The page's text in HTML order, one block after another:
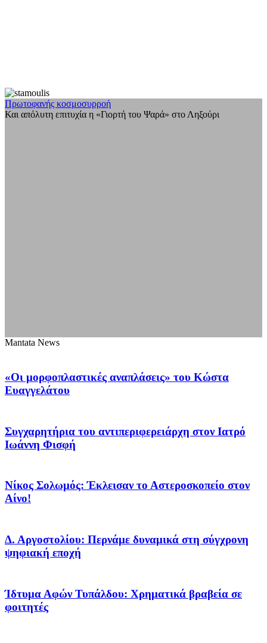
Πρωτοφανής κοσμοσυρροή
Και απόλυτη επιτυχία η «Γιορτή του Ψαρά» στο Ληξούρι
Mantata News
«Οι μορφοπλαστικές αναπλάσεις» του Κώστα
Ευαγγελάτου
Συγχαρητήρια του αντιπεριφερειάρχη στον Ιατρό
Ιωάννη Φισφή
Νίκος Σολωμός: Έκλεισαν το Αστεροσκοπείο στον
Αίνο!
Δ. Αργοστολίου: Περνάμε δυναμικά στη σύγχρονη
ψηφιακή εποχή
Ίδτυμα Αφών Τυπάλδου: Χρηματικά βραβεία σε
φοιτητές